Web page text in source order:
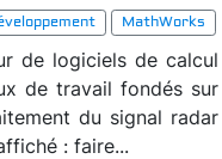
MathWorks
de logiciels de calcul
de travail fondés sur
du signal radar
: faire...